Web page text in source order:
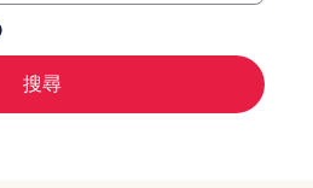
搜尋